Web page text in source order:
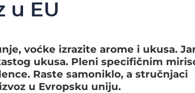
u EU
voćke izrazite arome i ukusa.
ukusa. Pleni specifičnim
Raste samoniklo, a stručnjaci
u Evropsku uniju.